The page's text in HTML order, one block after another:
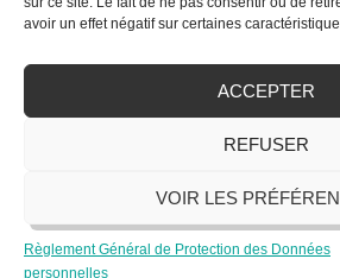
avoir un effet négatif sur certaines
ACCEPTER
REFUSER
VOIR LES
Règlement Général de Protection des Données
personnelles
Maison des Jeunes et de la Culture Onet-le-